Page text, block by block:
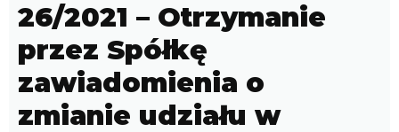
26/2021 – Otrzymanie
przez Spółkę
zawiadomienia o
zmianie udziału w